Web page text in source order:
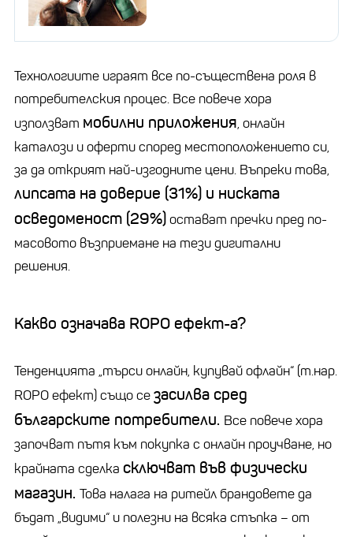
Технологиите играят все по-съществена роля в
потребителския процес. Все повече хора
използват мобилни приложения, онлайн
каталози и оферти според местоположението си,
за да открият най-изгодните цени. Въпреки това,
липсата на доверие (31%) и ниската
осведоменост (29%)остават пречки пред по-
масовото възприемане на тези дигитални
решения.
Какво означава ROPO ефект-а?
Тенденцията „търси онлайн, купувай офлайн“ (т.нар.
ROPO ефект) също сезасилва сред
българските потребители. Все повече хора
започват пътя към покупка с онлайн проучване, но
крайната сделка сключват във физически
магазин. Това налага на ритейл брандовете да
бъдат „видими“ и полезни на всяка стъпка – от